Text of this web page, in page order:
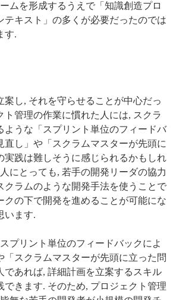
ムを形成するうえで「知識創造プロ
テキスト」の多くが必要だったのでは
す.
案し, それを守らせることが中心だっ
ト管理の作業に慣れた人には, スクラ
ような「スプリント単位のフィードバ
直し」や「スクラムマスターが先頭に
実践は難しそうに感じられるかもしれ
にとっても, 若手の開発リーダの協力
クラムのような開発手法を使うことで
クの下で開発を進めることが可能にな
います.
プリント単位のフィードバックによ
「スクラムマスターが先頭に立った問
であれば, 詳細計画を立案するスキル
できます. そのため, プロジェクト管理